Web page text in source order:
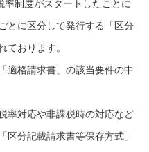
制度がスタートしたことに
とに区分して発行する「区分
ております。
適格請求書」の該当要件の中
率対応や非課税時の対応など
区分記載請求書等保存方式」